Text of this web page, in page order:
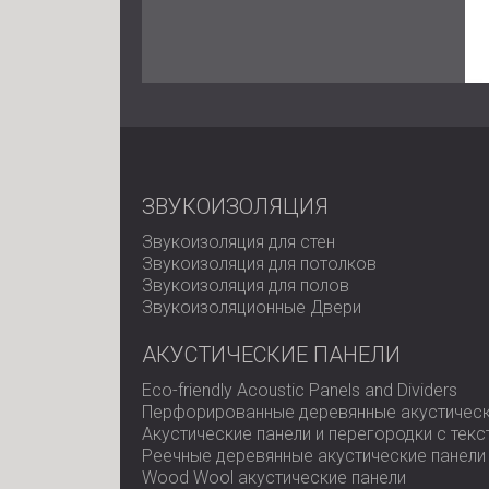
ЗВУКОИЗОЛЯЦИЯ
Звукоизоляция для стен
Звукоизоляция для потолков
Звукоизоляция для полов
Звукоизоляционные Двери
АКУСТИЧЕСКИЕ ПАНЕЛИ
Eco-friendly Acoustic Panels and Dividers
Перфорированные деревянные
Акустические панели и перегородки с
Реечные деревянные акустические панели
Wood Wool акустические панели